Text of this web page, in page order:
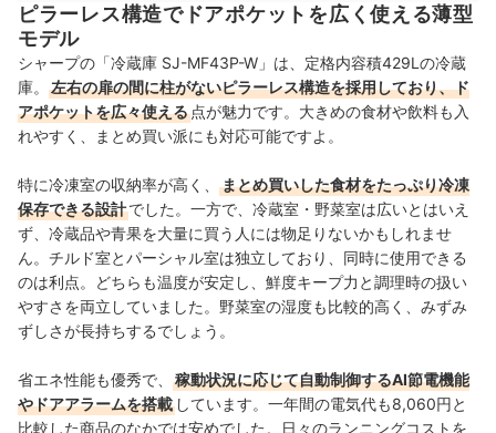
ピラーレス構造でドアポケットを広く使える薄型
モデル
シャープの「冷蔵庫 SJ-MF43P-W」は、定格内容積429Lの冷蔵
庫。
左右の扉の間に柱がないピラーレス構造を採用しており、ド
アポケットを広々使える 点が魅力です。大きめの食材や飲料も入
れやすく、まとめ買い派にも対応可能ですよ。
特に冷凍室の収納率が高く、
まとめ買いした食材をたっぷり冷凍
保存できる設計でした。一方で、冷蔵室・野菜室は広いとはいえ
ず、冷蔵品や青果を大量に買う人には物足りないかもしれませ
ん。チルド室とパーシャル室は独立しており、同時に使用できる
のは利点。どちらも温度が安定し、鮮度キープ力と調理時の扱い
やすさを両立していました。野菜室の湿度も比較的高く、みずみ
ずしさが長持ちするでしょう。
省エネ性能も優秀で、
稼動状況に応じて自動制御するAI節電機能
やドアアラームを搭載 しています。一年間の電気代も8,060円と
比較した商品のなかでは安めでした。日々のランニングコストを